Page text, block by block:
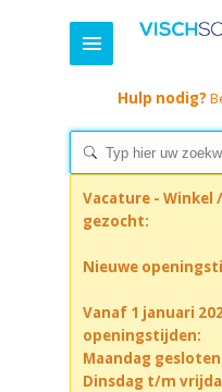
Hulp nodig?
Vacature - Winkel
gezocht:
Nieuwe
Vanaf 1 januari
openingstijden:
Maandag
Dinsdag t/m